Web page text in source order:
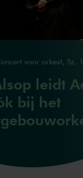
voor orkest, Sz.
leidt
bij het